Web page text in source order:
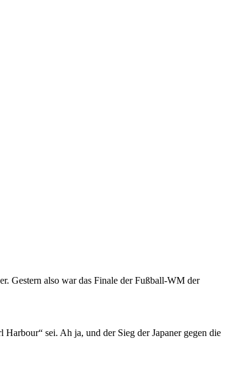
Gestern also war das Finale der Fußball-WM der
sei. Ah ja, und der Sieg der Japaner gegen die